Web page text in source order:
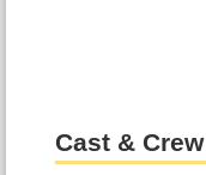
Cast & Crew